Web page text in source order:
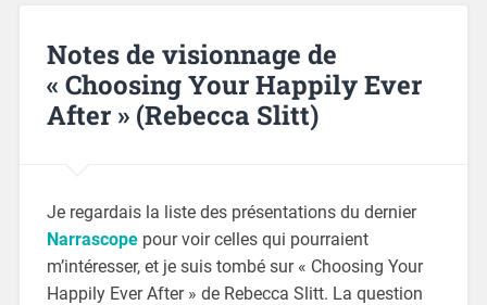
Notes de visionnage de
« Choosing Your Happily Ever
After » (Rebecca Slitt)
Je regardais la liste des présentations du dernier
Narrascopepour voir celles qui pourraient
m’intéresser, et je suis tombé sur « Choosing Your
Happily Ever After » de Rebecca Slitt. La question